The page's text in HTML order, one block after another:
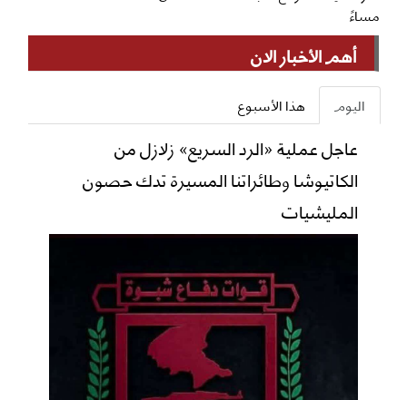
مساءً
أهم الأخبار الان
اليوم هذا الأسبوع
عاجل عملية «الرد السريع» زلازل من
الكاتيوشا وطائراتنا المسيرة تدك حصون
المليشيات